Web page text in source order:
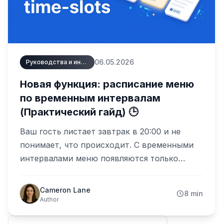
Руководства и инструкции 06.05.2026
Новая функция: расписание меню
по временным интервалам
(Практический гайд) 🕒
Ваш гость листает завтрак в 20:00 и не
понимает, что происходит. С временными
интервалами меню появляются только
настройка — и сценарии использования,
которые вы полюбите.
Cameron Lane
Author
8 min